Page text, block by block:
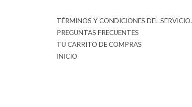
TÉRMINOS Y CONDICIONES DEL SERVICIO.
PREGUNTAS FRECUENTES
TU CARRITO DE COMPRAS
INICIO